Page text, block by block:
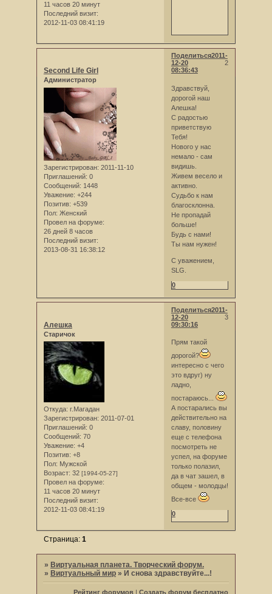
11 часов 20 минут
Последний визит:
2012-11-03 08:41:19
Поделиться
2
2011-
12-20
08:36:43
Second Life Girl
Администратор
Зарегистрирован: 2011-11-10
Приглашений: 0
Сообщений: 1448
Уважение: +244
Позитив: +539
Пол: Женский
Провел на форуме:
26 дней 8 часов
Последний визит:
2013-08-31 16:38:12
Здравствуй,
дорогой наш
Алешка!
С радостью
приветствую
Тебя!
Нового у нас
немало - сам
видишь.
Живем весело и
активно.
Судьбо к нам
благосклонна.
Не пропадай
больше!
Будь с нами!
Ты нам нужен!
С уважением,
SLG.
0
Поделиться
3
2011-
12-20
09:30:16
Алешка
Старичок
Откуда: г.Магадан
Зарегистрирован: 2011-07-01
Приглашений: 0
Сообщений: 70
Уважение: +4
Позитив: +8
Пол: Мужской
Возраст: 32 [1994-05-27]
Провел на форуме:
11 часов 20 минут
Последний визит:
2012-11-03 08:41:19
Прям такой
дорогой?
интересно с чего
это вдруг) ну
ладно,
постараюсь...
А постарались вы
действительно на
славу, половину
еще с телефона
посмотреть не
успел, на форуме
только полазил,
да в чат зашел, в
общем - молодцы!
Все-все
0
Страница: 1
» Виртуальная планета. Творческий форум.
» Виртуальный мир » И снова здравствуйте...!
Рейтинг форумов |Создать форум бесплатно